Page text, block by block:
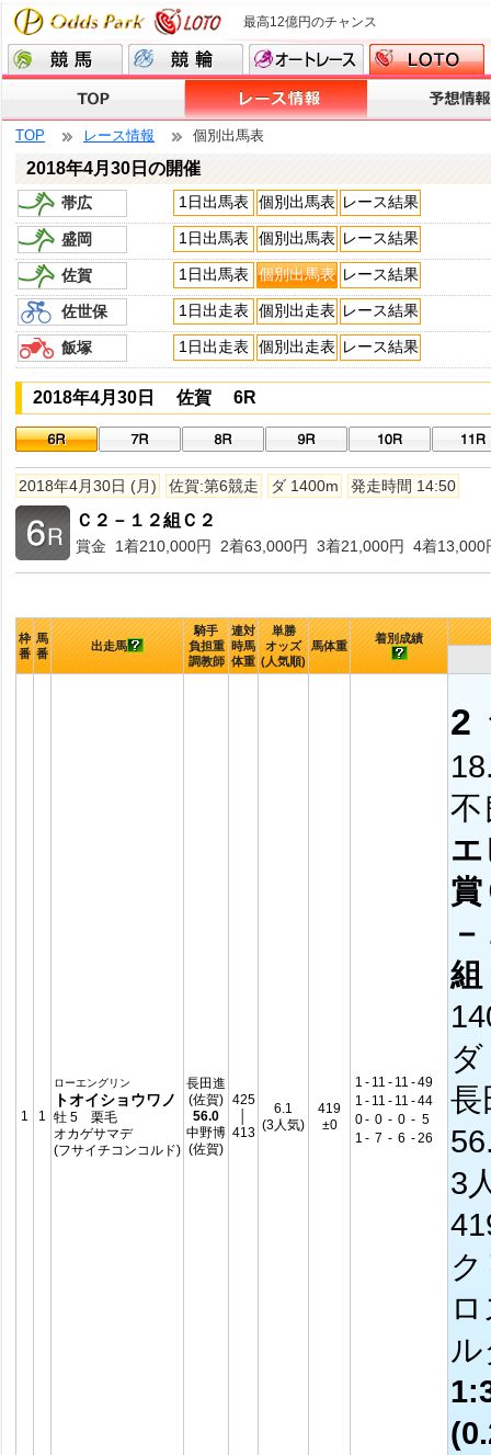
最高12億円のチャンス
TOP レース情報 個別出馬表
2018年4月30日の開催
帯広 1日出馬表 個別出馬表 レース結果
盛岡 1日出馬表 個別出馬表 レース結果
佐賀 1日出馬表 個別出馬表 レース結果
佐世保 1日出走表 個別出走表 レース結果
飯塚 1日出走表 個別出走表 レース結果
2018年4月30日 佐賀 6R
2018年4月30日 (月) 佐賀:第6競走 ダ 1400m 発走時間 14:50
Ｃ２－１２組Ｃ２
賞金 1着210,000円 2着63,000円 3着21,000円 4着13,000
枠
番
馬
番
出走馬
騎手
負担重
調教師
連対
時馬
体重
単勝
オッズ
(人気順)
馬体重
着別成績
1 1
ローエングリン
トオイショウワノ
牡 5 栗毛
オカゲサマデ
(フサイチコンコルド)
長田進
(佐賀)
56.0
中野博
(佐賀)
425
413
6.1
(3人気)
419
±0
1 - 11 - 11 -49
1 - 11 - 11 -44
0- 0 - 0 - 5
1 - 7 - 6 -26
2
不
賞
組
3